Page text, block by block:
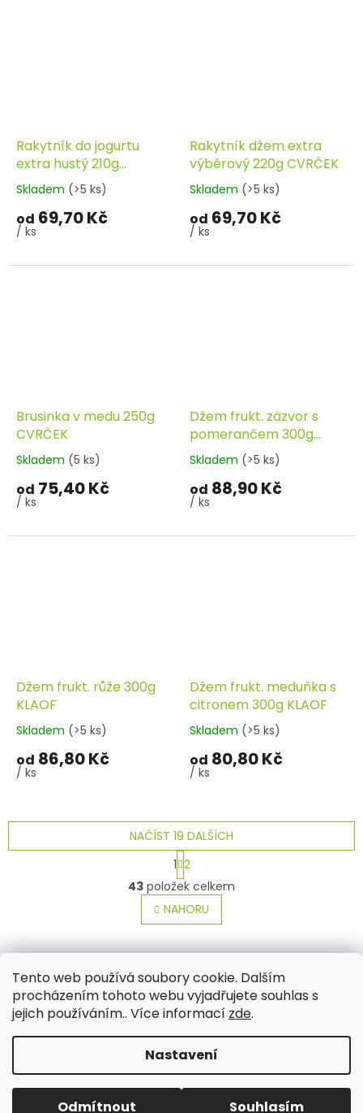
Tento web používá soubory cookie. Dalším
procházením tohoto webu vyjadřujete souhlas s
jejich používáním.. Více informací zde.
Nastavení
Odmítnout Souhlasím
Rakytník do jogurtu
extra hustý 210g
CVRČEK
Skladem (>5 ks)
od 69,70 Kč
/ ks
Rakytník džem extra
výběrový 220g CVRČEK
Skladem (>5 ks)
od 69,70 Kč
/ ks
Brusinka v medu 250g
CVRČEK
Skladem (5 ks)
od 75,40 Kč
/ ks
Džem frukt. zázvor s
pomerančem 300g
KLAOF
Skladem (>5 ks)
od 88,90 Kč
/ ks
Džem frukt. růže 300g
KLAOF
Skladem (>5 ks)
od 86,80 Kč
/ ks
Džem frukt. meduňka s
citronem 300g KLAOF
Skladem (>5 ks)
od 80,80 Kč
/ ks
O
v
l
á
d
a
c
í
p
r
v
k
y
v
ý
NAČÍST 19 DALŠÍCH
S
t
r
á
n
k
v
n
í
1 2
43 položek celkem
NAHORU
Z
Aktuality Kamenné prodejny Kosmetika Provita
Vytvořil Shoptet
Copyright 2026PROVITA . Všechna práva vyhrazena.